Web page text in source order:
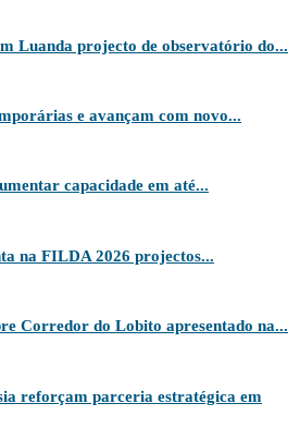
Luanda projecto de observatório do...
e avançam com novo...
capacidade em até...
na FILDA 2026 projectos...
Corredor do Lobito apresentado na...
reforçam parceria estratégica em